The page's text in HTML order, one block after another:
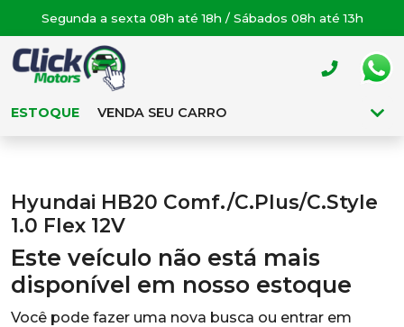
Segunda a sexta 08h até 18h / Sábados 08h até 13h
ESTOQUE VENDA SEU CARRO
Hyundai HB20 Comf./C.Plus/C.Style
1.0 Flex 12V
Este veículo não está mais
disponível em nosso estoque
Você pode fazer uma nova busca ou entrar em